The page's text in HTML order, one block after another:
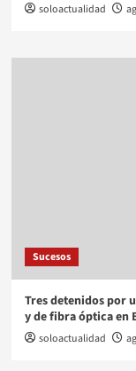
soloactualidad
Sucesos
Tres detenidos por
y de fibra óptica en
soloactualidad